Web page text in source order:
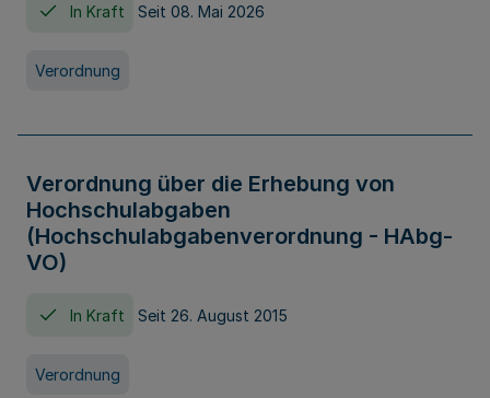
In Kraft Seit 08. Mai 2026
Verordnung
Verordnung über die Erhebung von
Hochschulabgaben
(Hochschulabgabenverordnung - HAbg-
VO)
In Kraft Seit 26. August 2015
Verordnung